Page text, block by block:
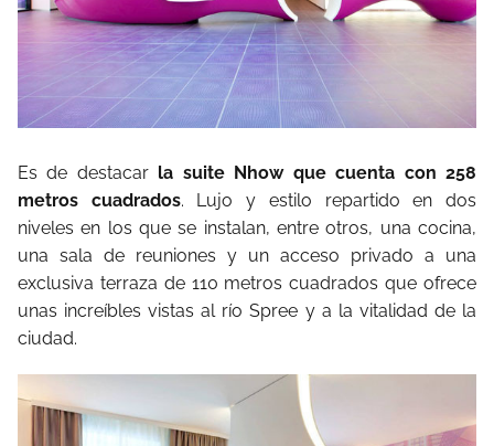
Es de destacar la suite Nhow que cuenta con 258
metros cuadrados. Lujo y estilo repartido en dos
niveles en los que se instalan, entre otros, una cocina,
una sala de reuniones y un acceso privado a una
exclusiva terraza de 110 metros cuadrados que ofrece
unas increíbles vistas al río Spree y a la vitalidad de la
ciudad.